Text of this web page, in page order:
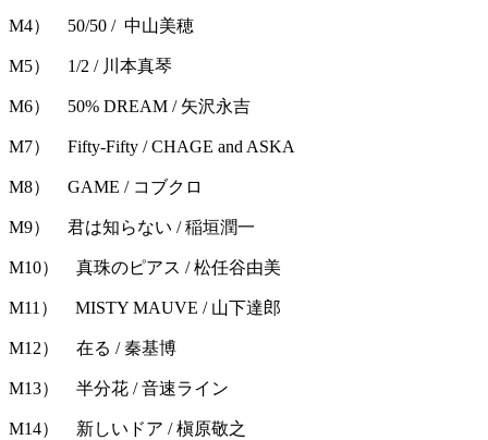
M4） 50/50 / 中山美穂
M5） 1/2 / 川本真琴
M6） 50% DREAM / 矢沢永吉
M7） Fifty-Fifty / CHAGE and ASKA
M8） GAME / コブクロ
M9） 君は知らない / 稲垣潤一
M10） 真珠のピアス / 松任谷由美
M11） MISTY MAUVE / 山下達郎
M12） 在る / 秦基博
M13） 半分花 / 音速ライン
M14） 新しいドア / 槇原敬之